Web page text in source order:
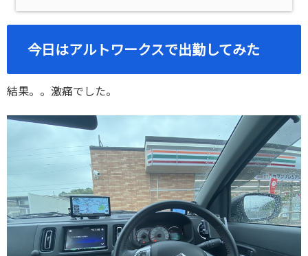
今日はアルトワークスで出勤してみた
結果。。激痛でした。